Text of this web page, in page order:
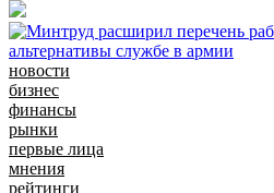
новости
бизнес
финансы
рынки
первые лица
мнения
рейтинги